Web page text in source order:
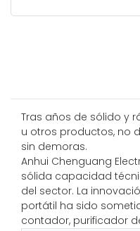
Tras años de sólido y
u otros productos, no
sin demoras.
Anhui Chenguang
sólida capacidad
del sector. La
portátil ha sido
contador, purificador